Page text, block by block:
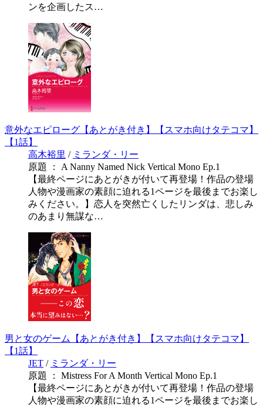
ンを企画したス…
意外なエピローグ【あとがき付き】【スマホ向けタテコマ】
【1話】
高木裕里 / ミランダ・リー
原題 ： A Nanny Named Nick Vertical Mono Ep.1
【最終ページにあとがきが付いて再登場！作品の登場
人物や漫画家の素顔に迫れる1ページを最後までお楽し
みください。】恋人を突然亡くしたリンダは、悲しみ
のあまり無謀な…
男と女のゲーム【あとがき付き】【スマホ向けタテコマ】
【1話】
JET / ミランダ・リー
原題 ： Mistress For A Month Vertical Mono Ep.1
【最終ページにあとがきが付いて再登場！作品の登場
人物や漫画家の素顔に迫れる1ページを最後までお楽し